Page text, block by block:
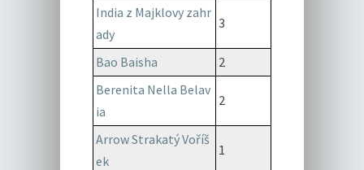
India z Majklovy zahr
ady
3
Bao Baisha
2
Berenita Nella Belav
ia
2
Arrow Strakatý Voříš
ek
1